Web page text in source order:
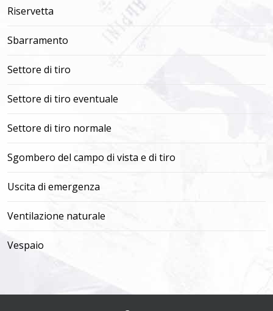
Riservetta
Sbarramento
Settore di tiro
Settore di tiro eventuale
Settore di tiro normale
Sgombero del campo di vista e di tiro
Uscita di emergenza
Ventilazione naturale
Vespaio